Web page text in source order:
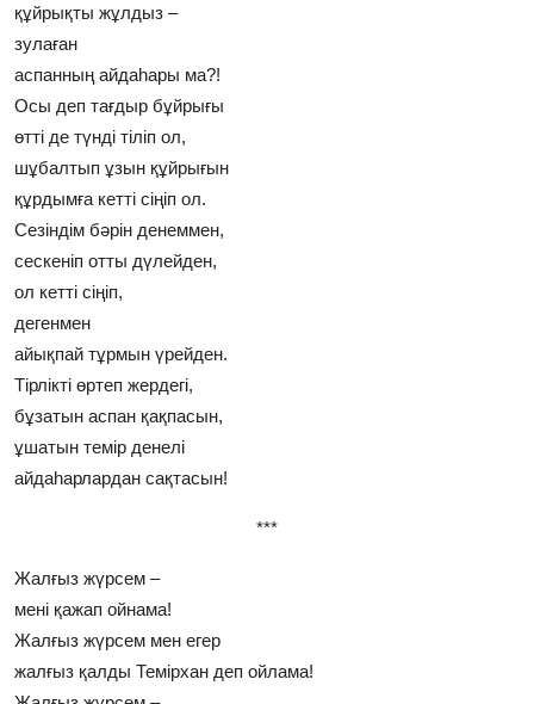
құйрықты жұлдыз –
зулаған
аспанның айдаhары ма?!
Осы деп тағдыр бұйрығы
өттi де түндi тiлiп ол,
шұбалтып ұзын құйрығын
құрдымға кеттi сiңiп ол.
Сезiндiм бәрiн денеммен,
сескенiп отты дүлейден,
ол кеттi сiңiп,
дегенмен
айықпай тұрмын үрейден.
Тiрлiктi өртеп жердегi,
бұзатын аспан қақпасын,
ұшатын темiр денелi
айдаhарлардан сақтасын!
***
Жалғыз жүрсем –
менi қажап ойнама!
Жалғыз жүрсем мен егер
жалғыз қалды Темiрхан деп ойлама!